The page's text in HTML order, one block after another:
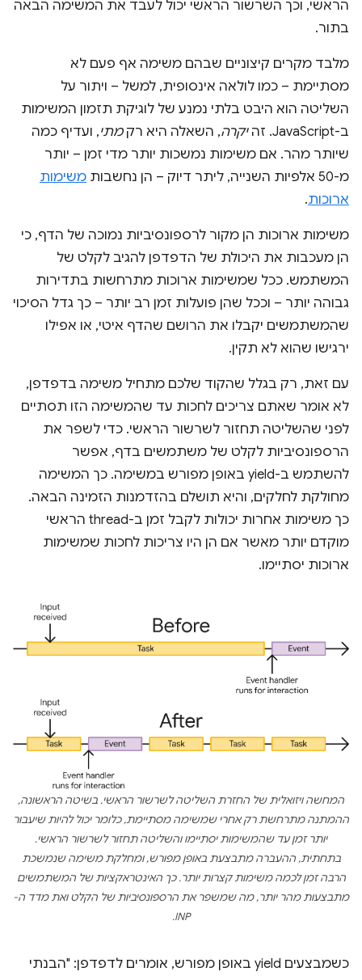
הראשי, וכך השרשור הראשי יכול לעבד את המשימה הבאה
בתור.
מלבד מקרים קיצוניים שבהם משימה אף פעם לא
מסתיימת – כמו לולאה אינסופית, למשל – ויתור על
השליטה הוא היבט בלתי נמנע של לוגיקת תזמון המשימות
ב-JavaScript. זה
יקרה, השאלה היא רקמתי, ועדיף כמה
שיותר מהר. אם משימות נמשכות יותר מדי זמן – יותר
מ-50 אלפיות השנייה, ליתר דיוק – הן נחשבות
משימות
ארוכות.
משימות ארוכות הן מקור לרספונסיביות נמוכה של הדף, כי
הן מעכבות את היכולת של הדפדפן להגיב לקלט של
המשתמש. ככל שמשימות ארוכות מתרחשות בתדירות
גבוהה יותר – וככל שהן פועלות זמן רב יותר – כך גדל הסיכוי
שהמשתמשים יקבלו את הרושם שהדף איטי, או אפילו
ירגישו שהוא לא תקין.
עם זאת, רק בגלל שהקוד שלכם מתחיל משימה בדפדפן,
לא אומר שאתם צריכים לחכות עד שהמשימה הזו תסתיים
לפני שהשליטה תחזור לשרשור הראשי. כדי לשפר את
הרספונסיביות לקלט של משתמשים בדף, אפשר
להשתמש ב-yield באופן מפורש במשימה. כך המשימה
מחולקת לחלקים, והיא תושלם בהזדמנות הזמינה הבאה.
כך משימות אחרות יכולות לקבל זמן ב-thread הראשי
מוקדם יותר מאשר אם הן היו צריכות לחכות שמשימות
ארוכות יסתיימו.
המחשה ויזואלית של החזרת השליטה לשרשור הראשי. בשיטה הראשונה,
ההמתנה מתרחשת רק אחרי שמשימה מסתיימת, כלומר יכול להיות שיעבור
יותר זמן עד שהמשימות יסתיימו והשליטה תחזור לשרשור הראשי.
בתחתית, ההעברה מתבצעת באופן מפורש, ומחלקת משימה שנמשכת
הרבה זמן לכמה משימות קצרות יותר. כך האינטראקציות של המשתמשים
מתבצעות מהר יותר, מה שמשפר את הרספונסיביות של הקלט ואת מדד ה-
INP.
כשמבצעים yield באופן מפורש, אומרים לדפדפן: "הבנתי